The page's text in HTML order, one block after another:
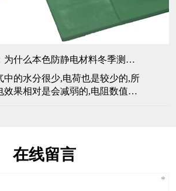
安塑亿：为什么本色防静电材料冬季测试出电阻值偏高
中的水分很少,电荷也是较少的,所
效果相对是会减弱的,电阻数值就
.静电效果是一直在的,如果当防静
在线留言